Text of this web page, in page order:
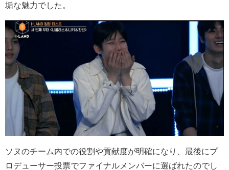
垢な魅力でした。
ソヌのチーム内での役割や貢献度が明確になり、最後にプ
ロデューサー投票でファイナルメンバーに選ばれたのでし